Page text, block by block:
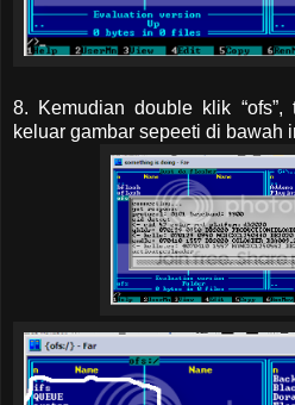
8. Kemudian double klik “ofs”,
keluar gambar sepeeti di bawah